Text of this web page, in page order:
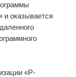
и оказывается
«Р-